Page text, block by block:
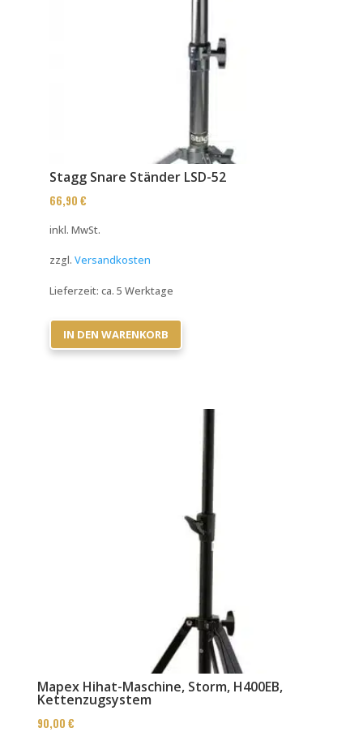
Stagg Snare Ständer LSD-52
66,90 €
inkl. MwSt.
zzgl. Versandkosten
Lieferzeit: ca. 5 Werktage
IN DEN WARENKORB
Mapex Hihat-Maschine, Storm, H400EB,
Kettenzugsystem
90,00€